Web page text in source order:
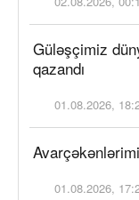
Güləşçimiz
qazandı
01.08.2026,
01.08.2026,